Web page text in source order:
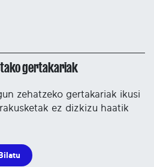
gertakariak
zehatzeko gertakariak ikusi
ez dizkizu haatik